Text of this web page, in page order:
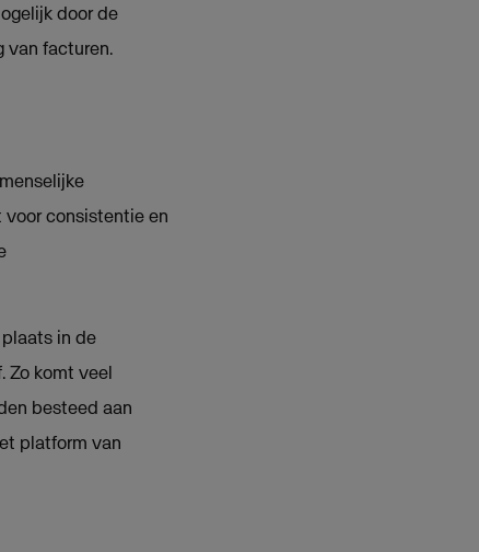
door de
van facturen.
consistentie en
in de
Zo komt veel
besteed aan
platform van